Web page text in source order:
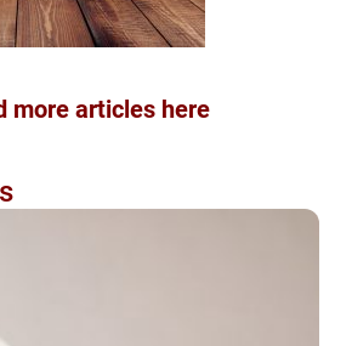
more articles here